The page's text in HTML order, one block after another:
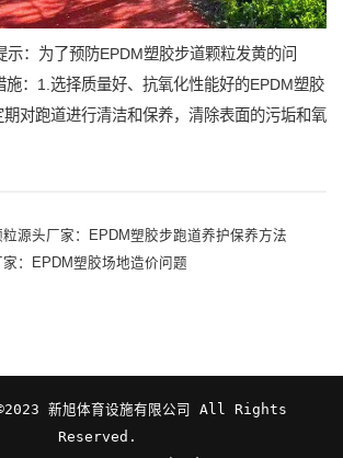
示：为了预防EPDM塑胶步道颗粒发黄的问
施：1.选择质量好、抗氧化性能好的EPDM塑胶
对跑道进行清洁和保养，清除表面的污垢和氧
源头厂家：EPDM塑胶步跑道养护保养方法
家：EPDM塑胶场地造价问题
新旭体育设施有限公司 All Rights
Reserved.